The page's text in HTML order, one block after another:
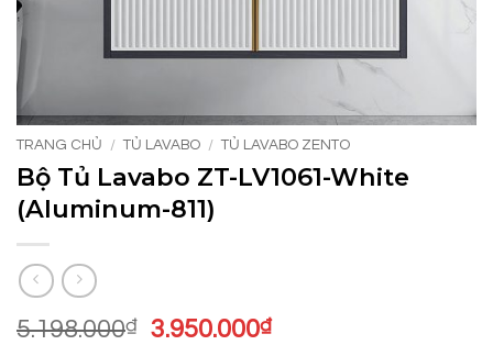
TRANG CHỦ / TỦ LAVABO / TỦ LAVABO ZENTO
Bộ Tủ Lavabo ZT-LV1061-White
(Aluminum-811)
5.198.000₫
Giá
3.950.000₫Giá